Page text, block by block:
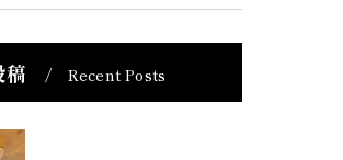
稿 Recent Posts